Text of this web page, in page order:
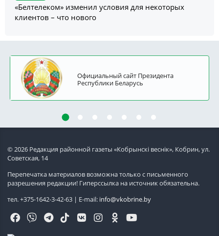
«Белтелеком» изменил условия для некоторых
клиентов – что нового
Официальный сайт Президента
Республики Беларусь
© 2026 Редакция районной газеты «Кобрынскi веснiк», Кобрин, ул.
Советская, 14
Перепечатка материалов возможна только с письменного
разрешения редакции! Гиперссылка на источник обязательна.
тел. +375-1642-3-42-63 | E-mail: info@vkobrine.by